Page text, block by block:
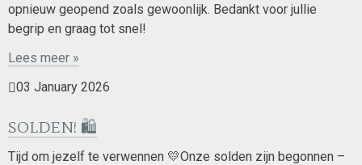
opnieuw geopend zoals gewoonlijk. Bedankt voor jullie
begrip en graag tot snel!
Lees meer »
03 January 2026
SOLDEN! 🛍️
Tijd om jezelf te verwennen 💛Onze solden zijn begonnen –